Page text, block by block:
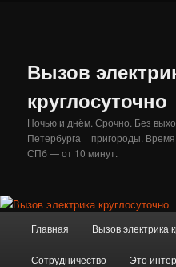
Вызов
круглосуточно
Ночью и днём. Срочно. Без
Петербурга + пригороды.
СПб — от 10 минут.
Главная Вызов электрика
Сотрудничество Это